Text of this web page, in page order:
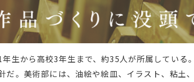
生から高校3年生まで、約35人が所属してい
だ。美術部には、油絵や絵皿、イラスト、粘